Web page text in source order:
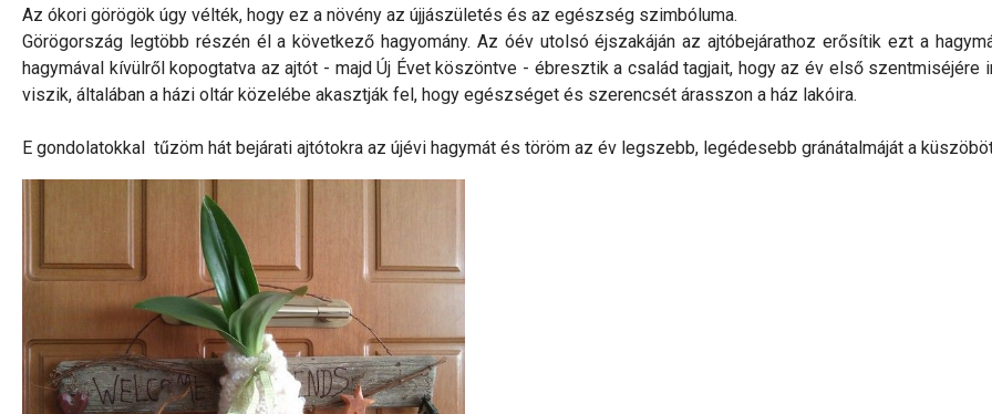
Az ókori görögök úgy vélték, hogy ez a növény az újjászületés és az egészség szimbóluma.
Görögország legtöbb részén él a következő hagyomány. Az óév utolsó éjszakáján az ajtóbejárathoz erősítik ezt a
hagymával kívülről kopogtatva az ajtót - majd Új Évet köszöntve - ébresztik a család tagjait, hogy az év első szentmiséjére
viszik, általában a házi oltár közelébe akasztják fel, hogy egészséget és szerencsét árasszon a ház lakóira.
E gondolatokkal tűzöm hát bejárati ajtótokra az újévi hagymát és töröm az év legszebb, legédesebb gránátalmáját a